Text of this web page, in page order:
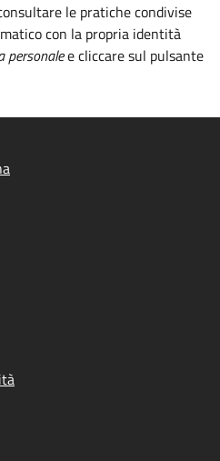
le pratiche condivise
con la propria identità
personalee cliccare sul pulsante